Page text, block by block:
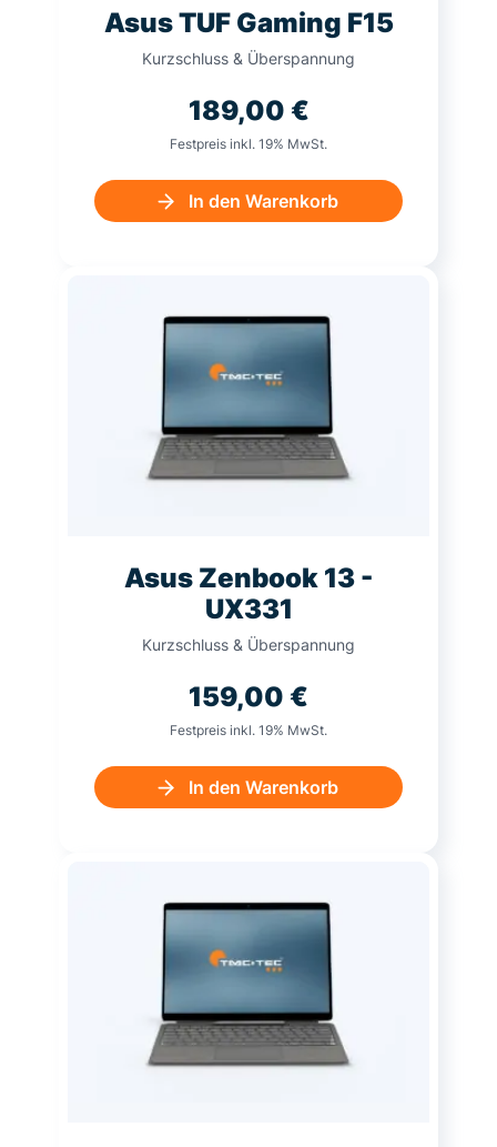
Asus TUF Gaming F15
Kurzschluss & Überspannung
189,00 €
Festpreis inkl. 19% MwSt.
In den Warenkorb
Asus Zenbook 13 -
UX331
Kurzschluss & Überspannung
159,00 €
Festpreis inkl. 19% MwSt.
In den Warenkorb